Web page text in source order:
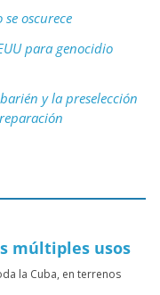
oscurece
para genocidio
y la preselección